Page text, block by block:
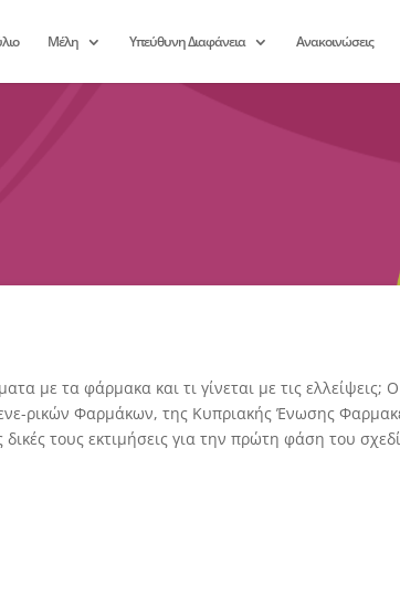
Μέλη Υπεύθυνη Διαφάνεια Ανακοινώσεις
με τα φάρμακα και τι γίνεται με τις ελλείψεις;
ρικών Φαρμάκων, της Κυπριακής Ένωσης
τους εκτιμήσεις για την πρώτη φάση του